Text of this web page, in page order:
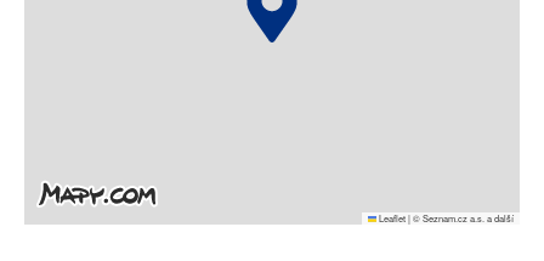
Leaflet|© Seznam.cz a.s. a další